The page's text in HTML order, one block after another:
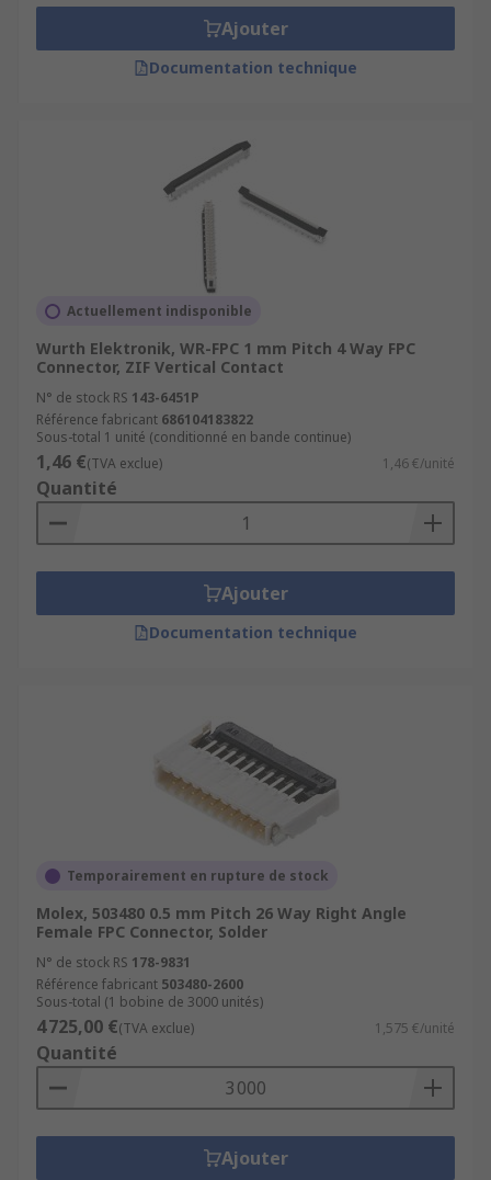
Ajouter
Documentation technique
Actuellement indisponible
Wurth Elektronik, WR-FPC 1 mm Pitch 4 Way FPC
Connector, ZIF Vertical Contact
N° de stock RS 143-6451P
Référence fabricant 686104183822
Sous-total 1 unité (conditionné en bande continue)
1,46 €(TVA exclue) 1,46 €/unité
Quantité
Ajouter
Documentation technique
Temporairement en rupture de stock
Molex, 503480 0.5 mm Pitch 26 Way Right Angle
Female FPC Connector, Solder
N° de stock RS 178-9831
Référence fabricant 503480-2600
Sous-total (1 bobine de 3000 unités)
4 725,00 €(TVA exclue) 1,575 €/unité
Quantité
Ajouter